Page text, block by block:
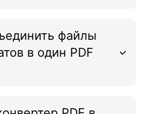
файлы
в один PDF